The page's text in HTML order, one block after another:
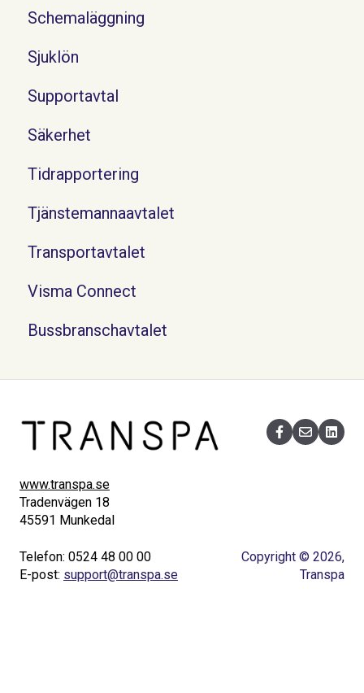
Schemaläggning
Sjuklön
Supportavtal
Säkerhet
Tidrapportering
Tjänstemannaavtalet
Transportavtalet
Visma Connect
Bussbranschavtalet
www.transpa.se
Tradenvägen 18
45591 Munkedal
Telefon: 0524 48 00 00
E-post: support@transpa.se
Copyright © 2026,
Transpa